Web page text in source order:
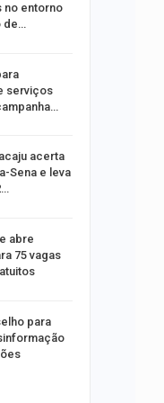
no entorno
de…
serviços
acerta
Sena e leva
abre
75 vagas
para